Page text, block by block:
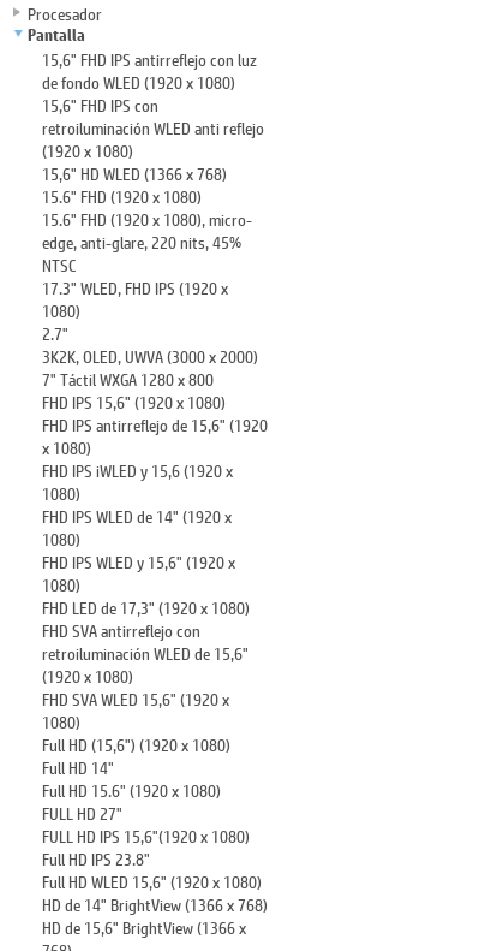
Procesador
Pantalla
15,6" FHD IPS antirreflejo con luz
de fondo WLED (1920 x 1080)
15,6" FHD IPS con
retroiluminación WLED anti reflejo
(1920 x 1080)
15,6" HD WLED (1366 x 768)
15.6" FHD (1920 x 1080)
15.6" FHD (1920 x 1080), micro-
edge, anti-glare, 220 nits, 45%
NTSC
17.3" WLED, FHD IPS (1920 x
1080)
2.7"
3K2K, OLED, UWVA (3000 x 2000)
7" Táctil WXGA 1280 x 800
FHD IPS 15,6" (1920 x 1080)
FHD IPS antirreflejo de 15,6" (1920
x 1080)
FHD IPS iWLED y 15,6 (1920 x
1080)
FHD IPS WLED de 14" (1920 x
1080)
FHD IPS WLED y 15,6" (1920 x
1080)
FHD LED de 17,3" (1920 x 1080)
FHD SVA antirreflejo con
retroiluminación WLED de 15,6"
(1920 x 1080)
FHD SVA WLED 15,6" (1920 x
1080)
Full HD (15,6") (1920 x 1080)
Full HD 14"
Full HD 15.6" (1920 x 1080)
FULL HD 27"
FULL HD IPS 15,6"(1920 x 1080)
Full HD IPS 23.8"
Full HD WLED 15,6" (1920 x 1080)
HD de 14" BrightView (1366 x 768)
HD de 15,6" BrightView (1366 x